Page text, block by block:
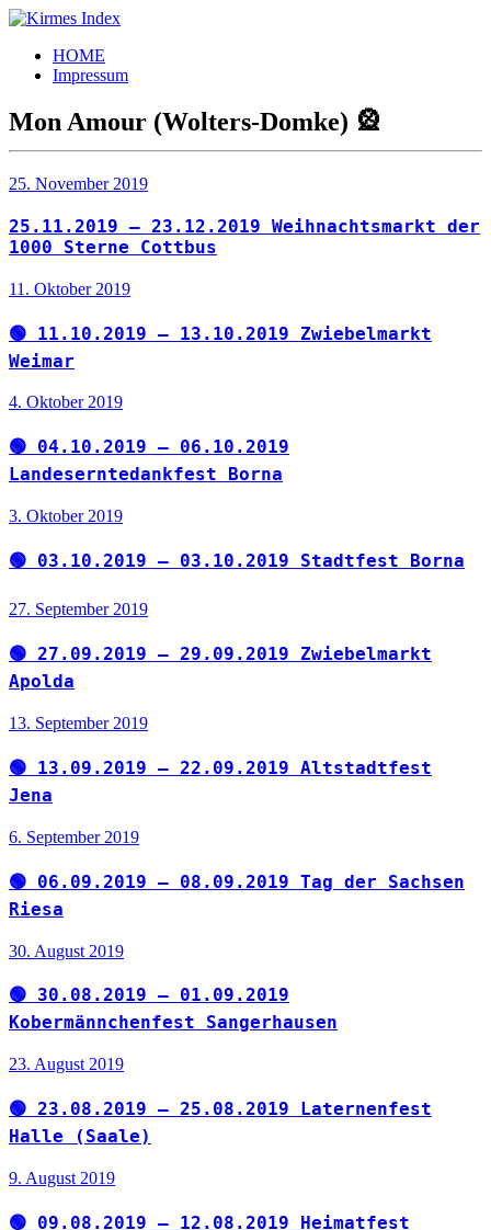
Zum
springen
Kirmes
Index
Tourpläne
der
letzten
Jahre
HOME
Impressum
Mon Amour (Wolters-Domke) 🎡
25. November 2019
25.11.2019 – 23.12.2019 Weihnachtsmarkt der
1000 Sterne Cottbus
11. Oktober 2019
🟢 11.10.2019 – 13.10.2019 Zwiebelmarkt
Weimar
4. Oktober 2019
🟢 04.10.2019 – 06.10.2019
Landeserntedankfest Borna
3. Oktober 2019
🟢 03.10.2019 – 03.10.2019 Stadtfest Borna
27. September 2019
🟢 27.09.2019 – 29.09.2019 Zwiebelmarkt
Apolda
13. September 2019
🟢 13.09.2019 – 22.09.2019 Altstadtfest
Jena
6. September 2019
🟢 06.09.2019 – 08.09.2019 Tag der Sachsen
Riesa
30. August 2019
🟢 30.08.2019 – 01.09.2019
Kobermännchenfest Sangerhausen
23. August 2019
🟢 23.08.2019 – 25.08.2019 Laternenfest
Halle (Saale)
9. August 2019
🟢 09.08.2019 – 12.08.2019 Heimatfest